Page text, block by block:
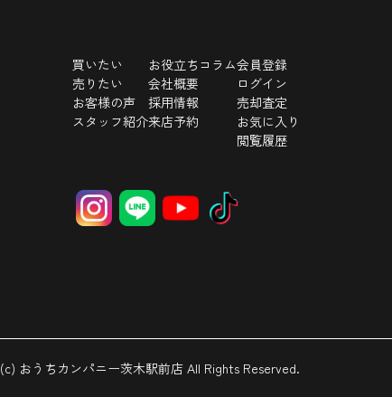
買いたい
売りたい
お客様の声
スタッフ紹介
お役立ちコラム
会社概要
採用情報
来店予約
会員登録
ログイン
売却査定
お気に入り
閲覧履歴
(c) おうちカンパニー茨木駅前店 All Rights Reserved.